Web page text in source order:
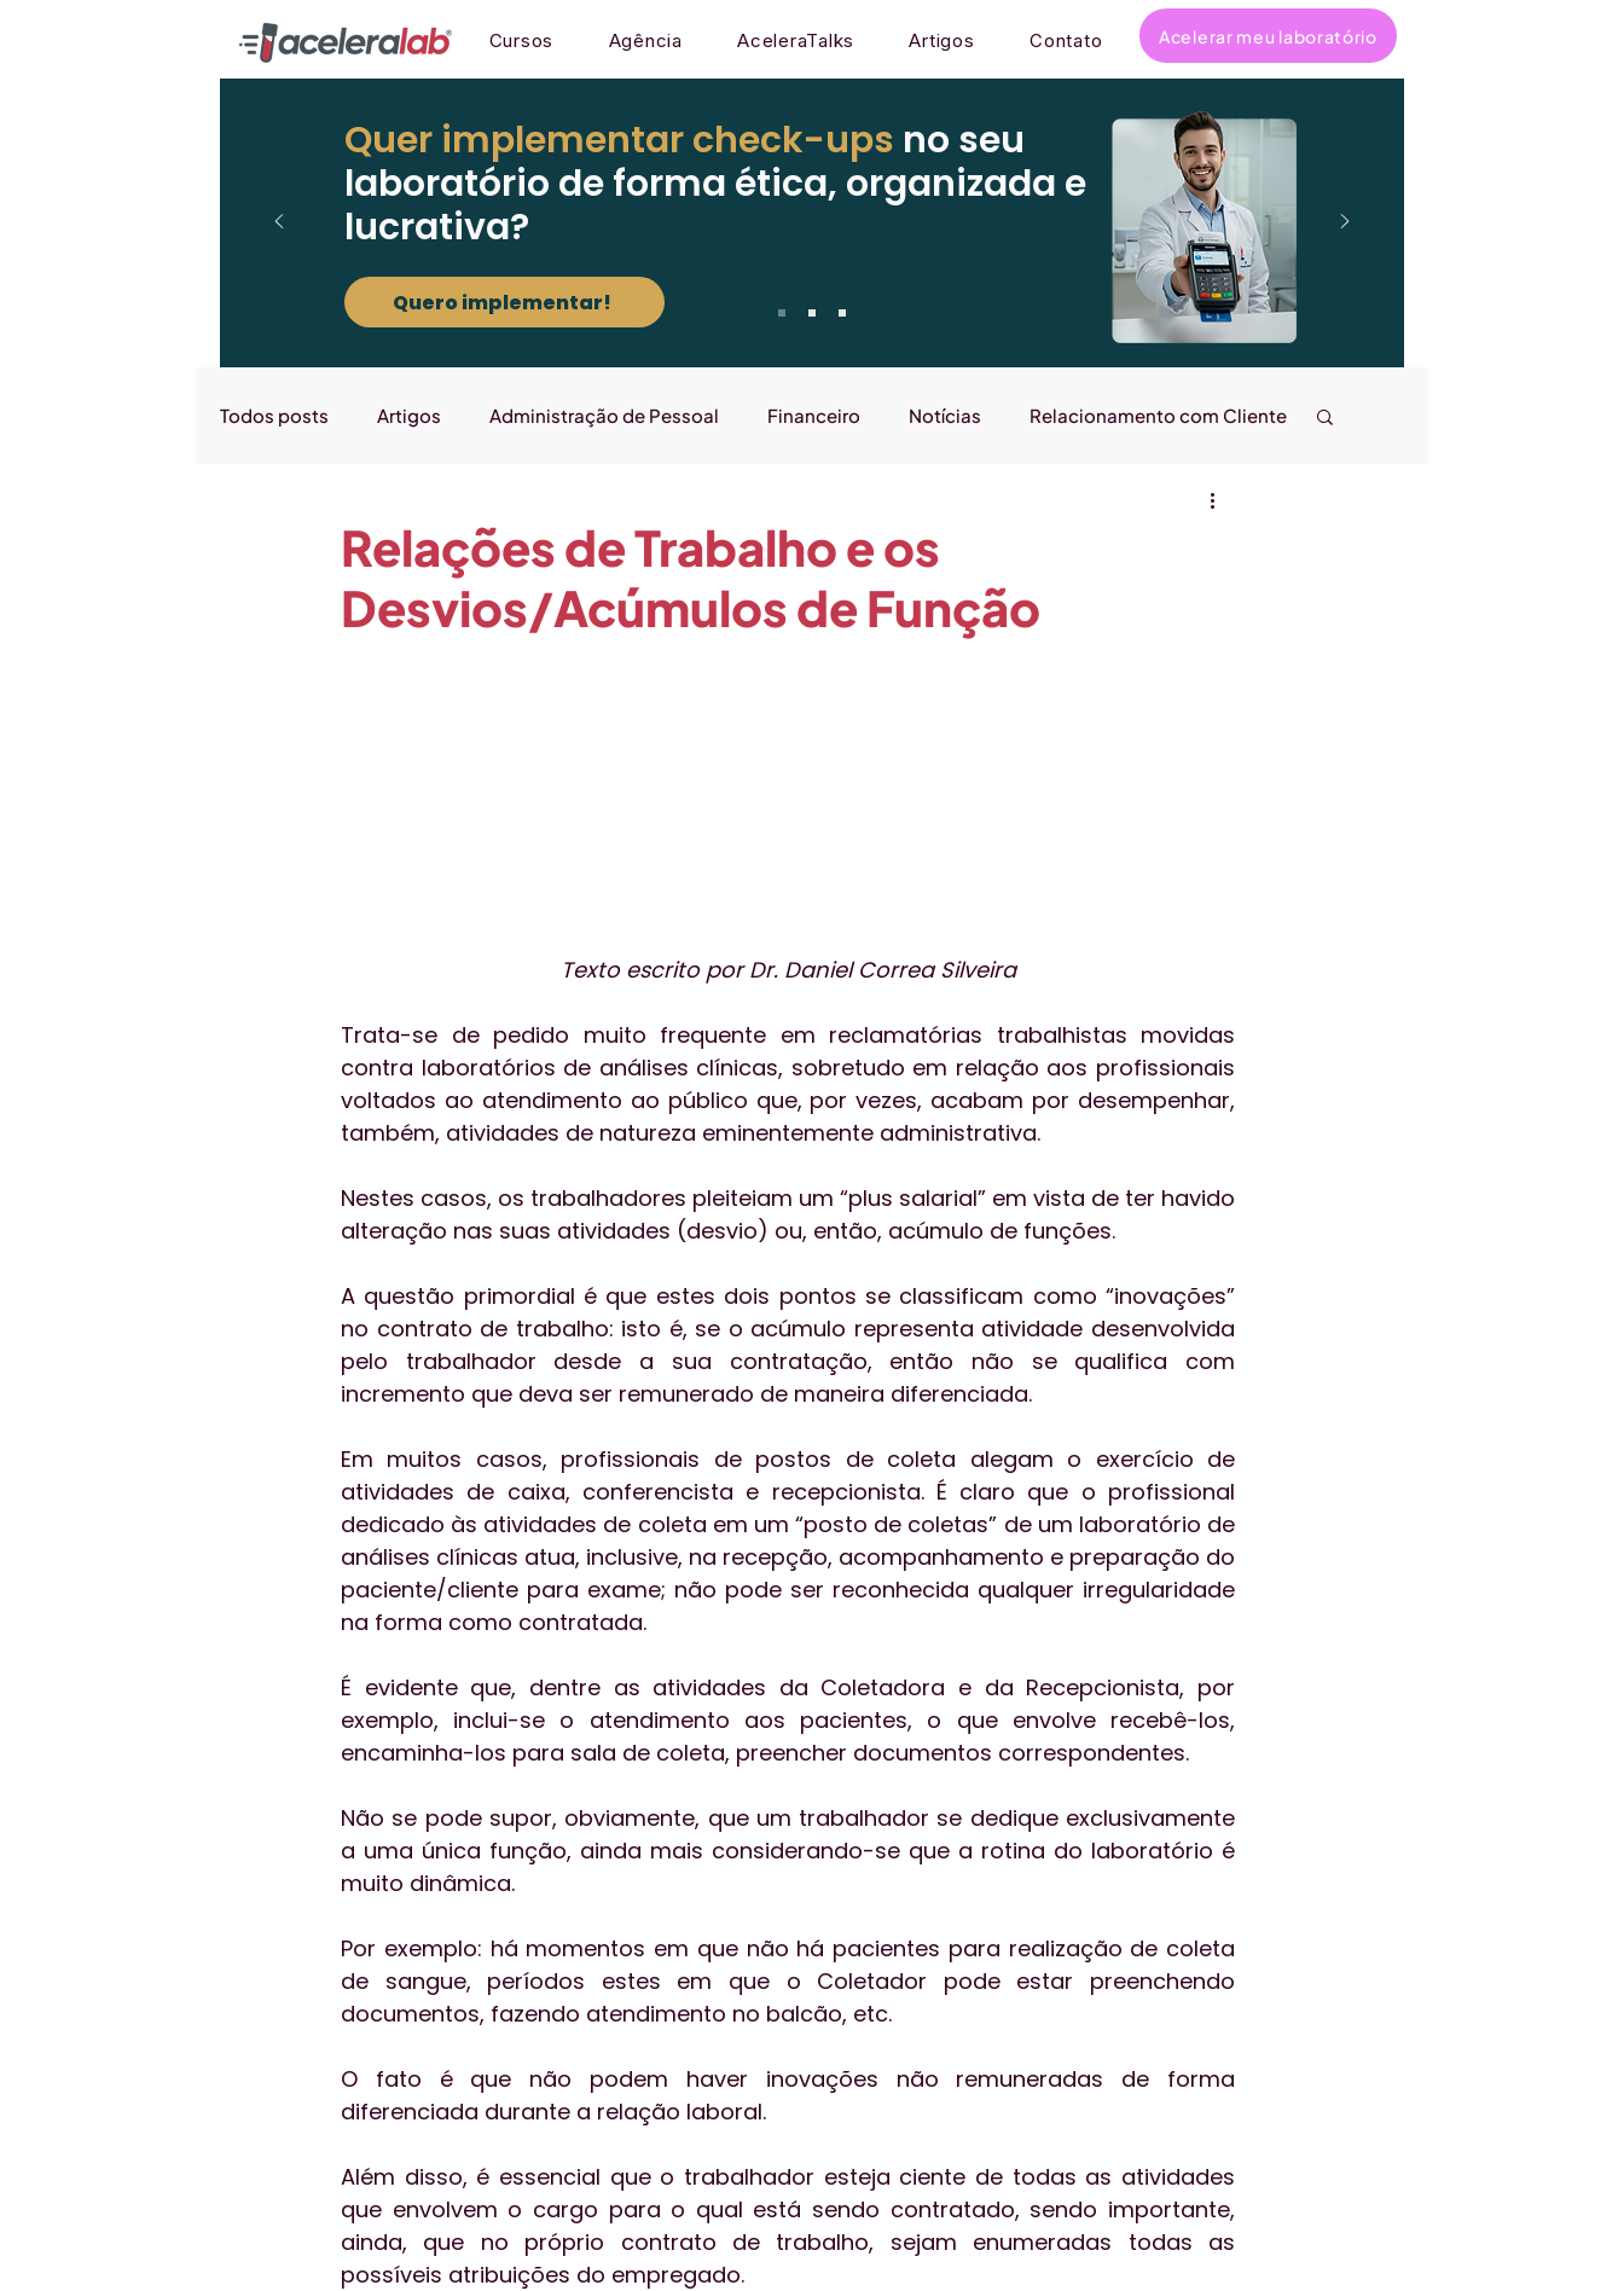
Cursos Agência AceleraTalks Artigos Contato Acelerar meu laboratório
Quer implementar check-ups no seu
laboratório de forma ética, organizada e
lucrativa?
Quero implementar!
Todos posts Artigos Administração de Pessoal Financeiro Notícias Relacionamento com Cliente
Entrevistas
Paciente em Foco Qualidade Técnica Publieditorial Tecnologia
Relações de Trabalho e os
Desvios/Acúmulos de Função
Texto escrito por Dr. Daniel Correa Silveira
Trata-se de pedido muito frequente em reclamatórias trabalhistas movidas
contra laboratórios de análises clínicas, sobretudo em relação aos profissionais
voltados ao atendimento ao público que, por vezes, acabam por desempenhar,
também, atividades de natureza eminentemente administrativa.
Nestes casos, os trabalhadores pleiteiam um “plus salarial” em vista de ter havido
alteração nas suas atividades (desvio) ou, então, acúmulo de funções.
A questão primordial é que estes dois pontos se classificam como “inovações”
no contrato de trabalho: isto é, se o acúmulo representa atividade desenvolvida
pelo trabalhador desde a sua contratação, então não se qualifica com
incremento que deva ser remunerado de maneira diferenciada.
Em muitos casos, profissionais de postos de coleta alegam o exercício de
atividades de caixa, conferencista e recepcionista. É claro que o profissional
dedicado às atividades de coleta em um “posto de coletas” de um laboratório de
análises clínicas atua, inclusive, na recepção, acompanhamento e preparação do
paciente/cliente para exame; não pode ser reconhecida qualquer irregularidade
na forma como contratada.
É evidente que, dentre as atividades da Coletadora e da Recepcionista, por
exemplo, inclui-se o atendimento aos pacientes, o que envolve recebê-los,
encaminha-los para sala de coleta, preencher documentos correspondentes.
Não se pode supor, obviamente, que um trabalhador se dedique exclusivamente
a uma única função, ainda mais considerando-se que a rotina do laboratório é
muito dinâmica.
Por exemplo: há momentos em que não há pacientes para realização de coleta
de sangue, períodos estes em que o Coletador pode estar preenchendo
documentos, fazendo atendimento no balcão, etc.
O fato é que não podem haver inovações não remuneradas de forma
diferenciada durante a relação laboral.
Além disso, é essencial que o trabalhador esteja ciente de todas as atividades
que envolvem o cargo para o qual está sendo contratado, sendo importante,
ainda, que no próprio contrato de trabalho, sejam enumeradas todas as
possíveis atribuições do empregado.